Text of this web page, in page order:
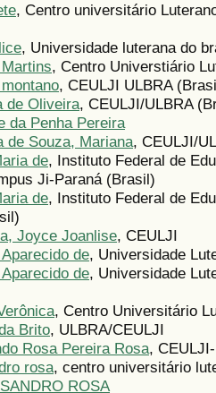
, Centro universitário
, Universidade luterana do
, Centro Universtiário
, CEULJI ULBRA
de Oliveira, CEULJI/ULBRA
da Penha Pereira
de Souza, Mariana, CEULJI/
de, Instituto Federal de
Ji-Paraná (Brasil)
de, Instituto Federal de
Joyce Joanlise, CEULJI
de, Universidade
de, Universidade
, Centro Universitário
Brito, ULBRA/CEULJI
Rosa Pereira Rosa,
rosa, centro universitário
ROSA